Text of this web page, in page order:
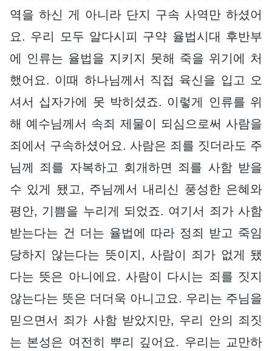
역을 하신 게 아니라 단지 구속 사역만 하셨어
요. 우리 모두 알다시피 구약 율법시대 후반부
에 인류는 율법을 지키지 못해 죽을 위기에 처
했어요. 이때 하나님께서 직접 육신을 입고 오
셔서 십자가에 못 박히셨죠. 이렇게 인류를 위
해 예수님께서 속죄 제물이 되심으로써 사람을
죄에서 구속하셨어요. 사람은 죄를 짓더라도 주
님께 죄를 자복하고 회개하면 죄를 사함 받을
수 있게 됐고, 주님께서 내리신 풍성한 은혜와
평안, 기쁨을 누리게 되었죠. 여기서 죄가 사함
받는다는 건 더는 율법에 따라 정죄 받고 죽임
당하지 않는다는 뜻이지, 사람이 죄가 없게 됐
다는 뜻은 아니에요. 사람이 다시는 죄를 짓지
않는다는 뜻은 더더욱 아니고요. 우리는 주님을
믿으면서 죄가 사함 받았지만, 우리 안의 죄짓
는 본성은 여전히 뿌리 깊어요. 우리는 교만하